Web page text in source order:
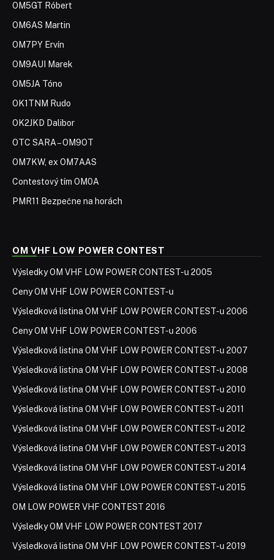
OM5GT Róbert
OM6AS Martin
OM7PY Ervín
OM9AUI Marek
OM5JA Tóno
OK1TNM Rudo
OK2JKD Dalibor
OTC SARA – OM9OT
OM7KW, ex OM7AAS
Contestový tím OM0A
PMR11 Bezpečne na horách
OM VHF LOW POWER CONTEST
Výsledky OM VHF LOW POWER CONTEST-u 2005
Ceny OM VHF LOW POWER CONTEST-u
Výsledková listina OM VHF LOW POWER CONTEST-u 2006
Ceny OM VHF LOW POWER CONTEST-u 2006
Výsledková listina OM VHF LOW POWER CONTEST-u 2007
Výsledková listina OM VHF LOW POWER CONTEST-u 2008
Výsledková listina OM VHF LOW POWER CONTEST-u 2010
Výsledková listina OM VHF LOW POWER CONTEST-u 2011
Výsledková listina OM VHF LOW POWER CONTEST-u 2012
Výsledková listina OM VHF LOW POWER CONTEST-u 2013
Výsledková listina OM VHF LOW POWER CONTEST-u 2014
Výsledková listina OM VHF LOW POWER CONTEST-u 2015
OM LOW POWER VHF CONTEST 2016
Výsledky OM VHF LOW POWER CONTEST 2017
Výsledková listina OM VHF LOW POWER CONTEST-u 2019